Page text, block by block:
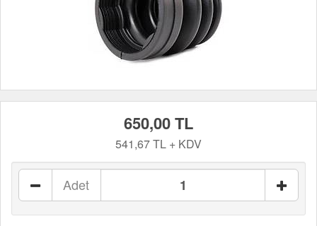
650,00 TL
541,67 TL + KDV
Adet